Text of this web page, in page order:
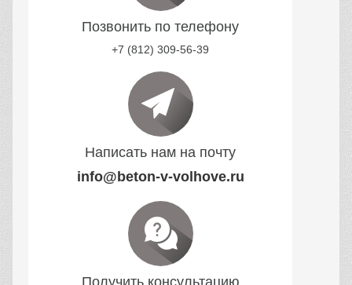
Позвонить по телефону
+7 (812) 309-56-39
Написать нам на почту
info@beton-v-volhove.ru